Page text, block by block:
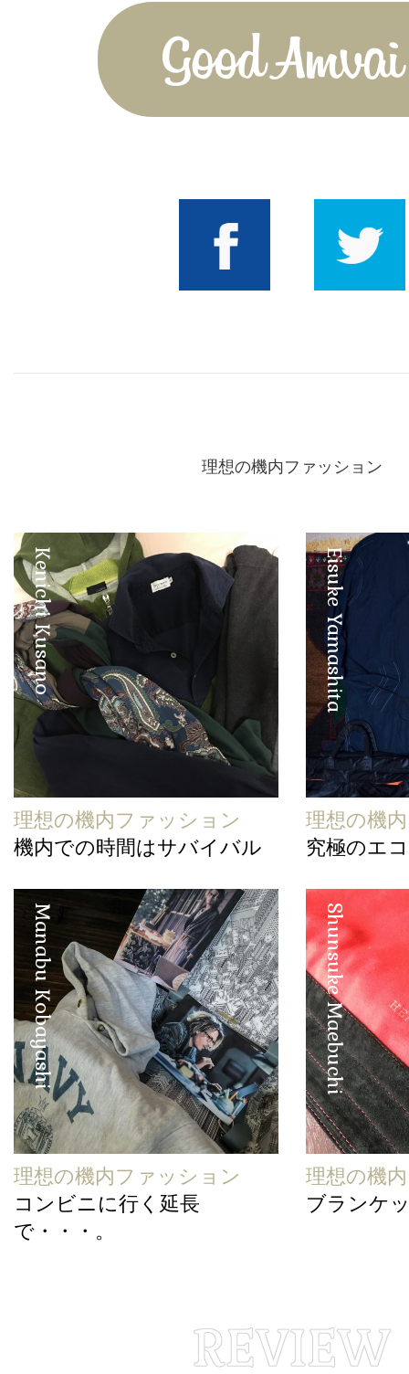
理想の機内ファッション
Kenichi Kusano
理想の機内ファッション
機内での時間はサバイバル
Eisuke Yamashita
理想の機
究極のエ
Manabu Kobayashi
理想の機内ファッション
コンビニに行く延長
で・・・。
Shunsuke Maebuchi
理想の機
ブランケ